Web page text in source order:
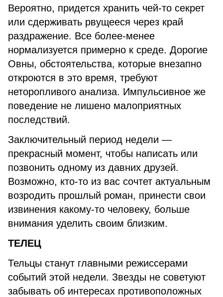
Вероятно, придется хранить чей-то секрет
или сдерживать рвущееся через край
раздражение. Все более-менее
нормализуется примерно к среде. Дорогие
Овны, обстоятельства, которые внезапно
откроются в это время, требуют
неторопливого анализа. Импульсивное же
поведение не лишено малоприятных
последствий.
Заключительный период недели —
прекрасный момент, чтобы написать или
позвонить одному из давних друзей.
Возможно, кто-то из вас сочтет актуальным
возродить прошлый роман, принести свои
извинения какому-то человеку, больше
внимания уделить своим близким.
ТЕЛЕЦ
Тельцы станут главными режиссерами
событий этой недели. Звезды не советуют
забывать об интересах противоположных